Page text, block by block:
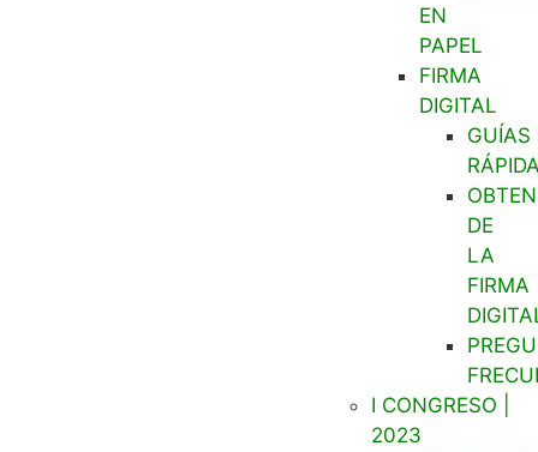
EN
PAPEL
FIRMA
DIGITAL
GUÍAS
DE
LA
FIRMA
I CONGRESO |
2023